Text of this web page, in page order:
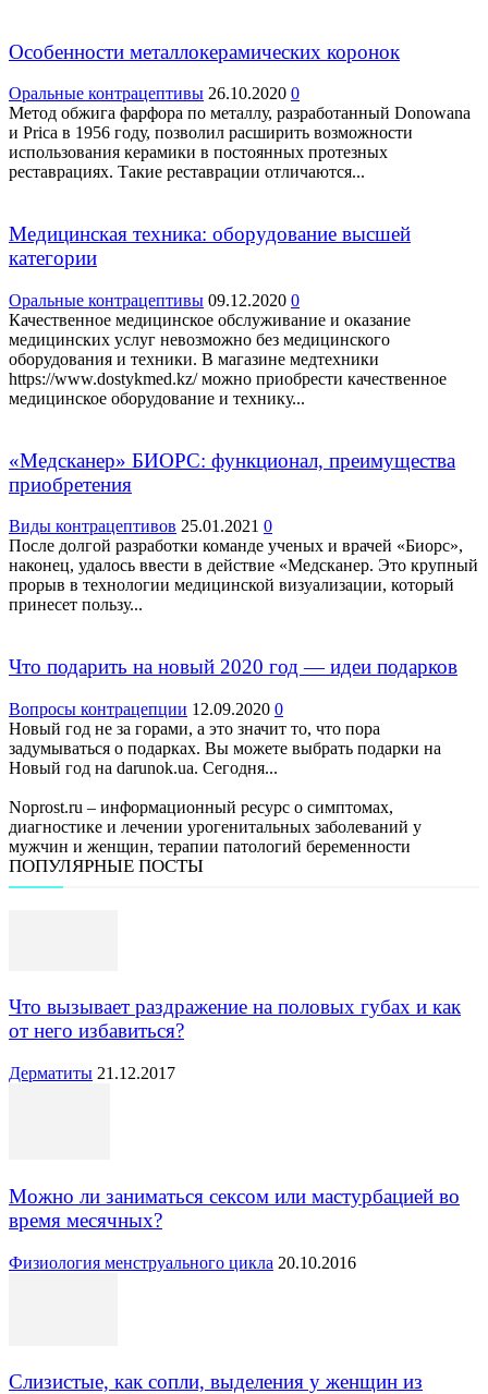
Особенности металлокерамических коронок
Оральные контрацептивы 26.10.2020 0
Метод обжига фарфора по металлу, разработанный Donowana
и Prica в 1956 году, позволил расширить возможности
использования керамики в постоянных протезных
реставрациях. Такие реставрации отличаются...
Медицинская техника: оборудование высшей
категории
Оральные контрацептивы 09.12.2020 0
Качественное медицинское обслуживание и оказание
медицинских услуг невозможно без медицинского
оборудования и техники. В магазине медтехники
https://www.dostykmed.kz/ можно приобрести качественное
медицинское оборудование и технику...
«Медсканер» БИОРС: функционал, преимущества
приобретения
Виды контрацептивов 25.01.2021 0
После долгой разработки команде ученых и врачей «Биорс»,
наконец, удалось ввести в действие «Медсканер. Это крупный
прорыв в технологии медицинской визуализации, который
принесет пользу...
Что подарить на новый 2020 год — идеи подарков
Вопросы контрацепции 12.09.2020 0
Новый год не за горами, а это значит то, что пора
задумываться о подарках. Вы можете выбрать подарки на
Новый год на darunok.ua. Сегодня...
Noprost.ru – информационный ресурс о симптомах,
диагностике и лечении урогенитальных заболеваний у
мужчин и женщин, терапии патологий беременности
ПОПУЛЯРНЫЕ ПОСТЫ
Что вызывает раздражение на половых губах и как
от него избавиться?
Дерматиты 21.12.2017
Можно ли заниматься сексом или мастурбацией во
время месячных?
Физиология менструального цикла 20.10.2016
Слизистые, как сопли, выделения у женщин из